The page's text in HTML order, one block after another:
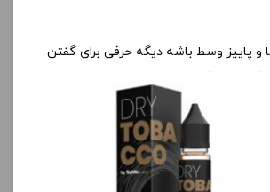
پاییز وسط باشه دیگه حرفی برای گفتن